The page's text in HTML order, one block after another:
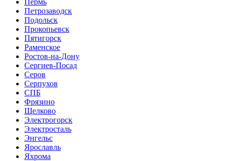
Петрозаводск
Подольск
Прокопьевск
Пятигорск
Раменское
Ростов-на-Дону
Сергиев-Посад
Серов
Серпухов
СПБ
Фрязино
Щелково
Электрогорск
Электросталь
Энгельс
Ярославль
Яхрома